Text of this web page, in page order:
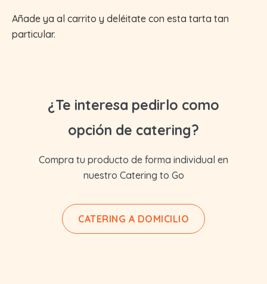
Añade ya al carrito y deléitate con esta tarta tan
particular.
¿Te interesa pedirlo como
opción de catering?
Compra tu producto de forma individual en
nuestro Catering to Go
CATERING A DOMICILIO